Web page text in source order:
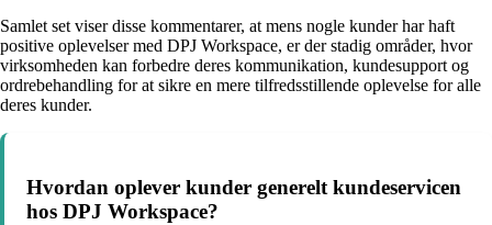
Samlet set viser disse kommentarer, at mens nogle kunder har haft
positive oplevelser med DPJ Workspace, er der stadig områder, hvor
virksomheden kan forbedre deres kommunikation, kundesupport og
ordrebehandling for at sikre en mere tilfredsstillende oplevelse for alle
deres kunder.
Hvordan oplever kunder generelt kundeservicen
hos DPJ Workspace?